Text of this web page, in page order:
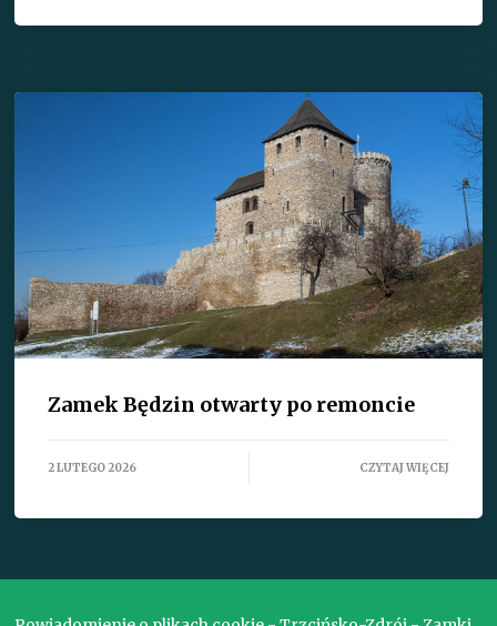
Zamek Będzin otwarty po remoncie
2 LUTEGO 2026 CZYTAJ WIĘCEJ